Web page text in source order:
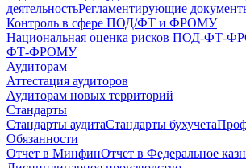
деятельностьРегламентирующие
Контроль в сфере ПОД/ФТ и ФРОМУ
Национальная оценка рисков ПОД-ФТ-
ФТ-ФРОМУ
Аудиторам
Аттестация аудиторов
Аудиторам новых территорий
Стандарты
Стандарты аудитаСтандарты бухучета
Обязанности
Отчет в МинфинОтчет в Федеральное